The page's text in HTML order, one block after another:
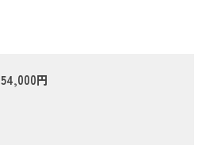
54,000円